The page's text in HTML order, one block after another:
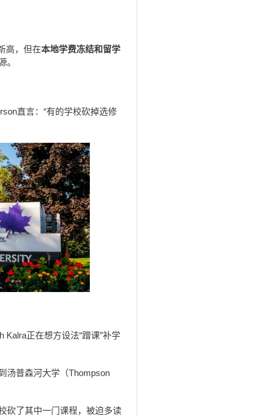
高，但在本地学费冻结和留学
。
直言：“有的学校砍掉选修
Kalra正在想方设法“蹭课”补学
汤普森河大学（Thompson
了其中一门课程，被迫多读